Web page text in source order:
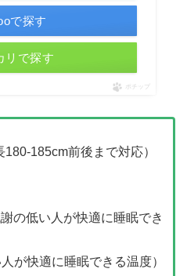
で探す
リで探す
ポチップ
185cm前後まで対応）
の低い人が快適に睡眠でき
が快適に睡眠できる温度）